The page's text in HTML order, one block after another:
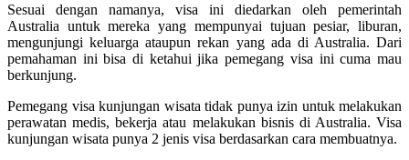
Sesuai dengan namanya, visa ini diedarkan oleh pemerintah
Australia untuk mereka yang mempunyai tujuan pesiar, liburan,
mengunjungi keluarga ataupun rekan yang ada di Australia. Dari
pemahaman ini bisa di ketahui jika pemegang visa ini cuma mau
berkunjung.
Pemegang visa kunjungan wisata tidak punya izin untuk melakukan
perawatan medis, bekerja atau melakukan bisnis di Australia. Visa
kunjungan wisata punya 2 jenis visa berdasarkan cara membuatnya.